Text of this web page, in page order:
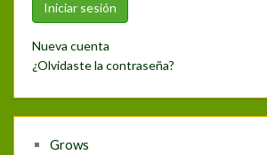
Nueva cuenta
¿Olvidaste la contraseña?
Grows